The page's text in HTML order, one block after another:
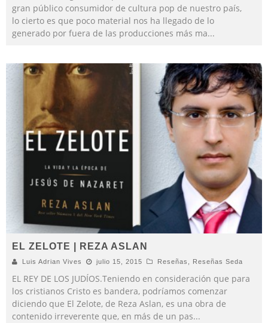
gran público consumidor de cultura pop de nuestro país,
lo cierto es que poco material nos ha llegado de lo
generado por fuera de las producciones más ma...
EL ZELOTE | REZA ASLAN
Luis Adrian Vives julio 15, 2015 Reseñas Reseñas Seda
EL REY DE LOS JUDÍOS.Teniendo en consideración que para
los cristianos Cristo es bandera, podríamos comenzar
diciendo que El Zelote, de Reza Aslan, es una obra de
contenido irreverente que, en más de un pas...